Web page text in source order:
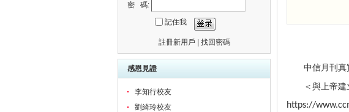
密 碼:
記住我
註冊新用戶 找回密碼
感恩見證
李知行校友
劉綺玲校友
中信月刊真
＜與上帝
https://